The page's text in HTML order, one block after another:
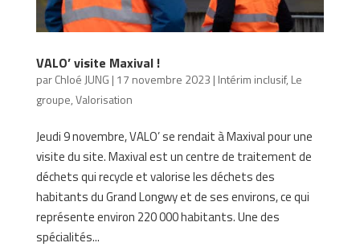
VALO’ visite Maxival !
parChloé JUNG | 17 novembre 2023 | Intérim inclusif, Le
groupe,Valorisation
Jeudi 9 novembre, VALO’ se rendait à Maxival pour une
visite du site. Maxival est un centre de traitement de
déchets qui recycle et valorise les déchets des
habitants du Grand Longwy et de ses environs, ce qui
représente environ 220 000 habitants. Une des
spécialités...